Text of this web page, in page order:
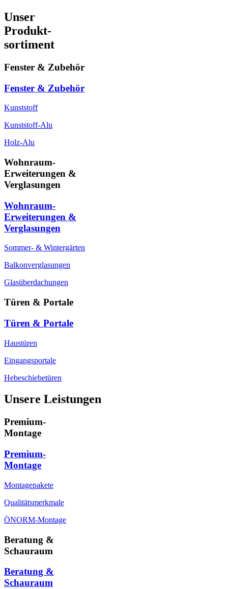
Unser
Produkt-
sortiment
Fenster & Zubehör
Fenster & Zubehör
Kunststoff
Kunststoff-Alu
Holz-Alu
Wohnraum-
Erweiterungen &
Verglasungen
Wohnraum-
Erweiterungen &
Verglasungen
Sommer- & Wintergärten
Balkonverglasungen
Glasüberdachungen
Türen & Portale
Türen & Portale
Haustüren
Eingangsportale
Hebeschiebetüren
Unsere Leistungen
Premium-
Montage
Premium-
Montage
Montagepakete
Qualitätsmerkmale
ÖNORM-Montage
Beratung &
Schauraum
Beratung &
Schauraum